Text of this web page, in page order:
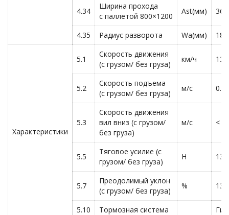
4.34
Ширина прохода
с паллетой 800×1200
Ast(мм)
4.35 Радиус разворота Wa(мм)
Характеристики
5.1
Скорость движения
(с грузом/ без груза)
км/ч 13/
5.2
Скорость подъема
(с грузом/ без груза)
м/с
5.3
Скорость движения
вил вниз (с грузом/
без груза)
м/с <
5.5
Тяговое усилие (с
грузом/ без груза)
Н
5.7
Преодолимый уклон
(с грузом/ без груза)
% 13/
5.10 Тормозная система